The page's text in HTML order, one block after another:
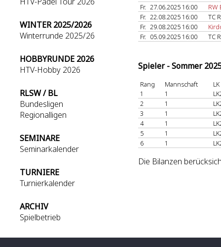
WINTER 2025/2026
Winterrunde 2025/26
HOBBYRUNDE 2026
HTV-Hobby 2026
RLSW / BL
Bundesligen
Regionalligen
SEMINARE
Seminarkalender
TURNIERE
Turnierkalender
ARCHIV
Spielbetrieb
Fr. 27.06.2025 16:00
RW
Fr. 22.08.2025 16:00
TC
Fr. 29.08.2025 16:00
Fr. 05.09.2025 16:00 TC
Spieler - Sommer
Rang Mannschaft
LK
1
1
2
1
3
1
4
1
5
1
6
1
Die Bilanzen